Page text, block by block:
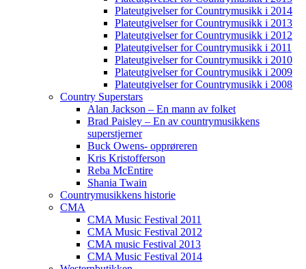
Plateutgivelser for Countrymusikk i 2014
Plateutgivelser for Countrymusikk i 2013
Plateutgivelser for Countrymusikk i 2012
Plateutgivelser for Countrymusikk i 2011
Plateutgivelser for Countrymusikk i 2010
Plateutgivelser for Countrymusikk i 2009
Plateutgivelser for Countrymusikk i 2008
Country Superstars
Alan Jackson – En mann av folket
Brad Paisley – En av countrymusikkens
superstjerner
Buck Owens- opprøreren
Kris Kristofferson
Reba McEntire
Shania Twain
Countrymusikkens historie
CMA
CMA Music Festival 2011
CMA Music Festival 2012
CMA music Festival 2013
CMA Music Festival 2014